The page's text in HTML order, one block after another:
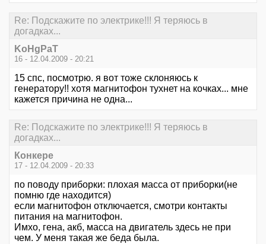
Re: Подскажите по электрике!!! Я теряюсь в
догадках...
KoHgPaT
16 - 12.04.2009 - 20:21
15 спс, посмотрю. я вот тоже склоняюсь к
генератору!! хотя магнитофон тухнет на кочках... мне
кажется причина не одна...
Re: Подскажите по электрике!!! Я теряюсь в
догадках...
Конкере
17 - 12.04.2009 - 20:33
по поводу приборки: плохая масса от приборки(не
помню где находится)
если магнитофон отключается, смотри контакты
питания на магнитофон.
Имхо, гена, акб, масса на двигатель здесь не при
чем. У меня такая же беда была.